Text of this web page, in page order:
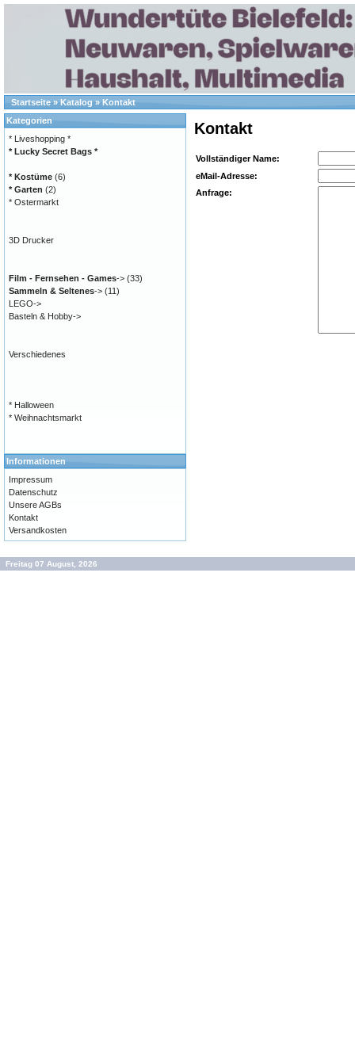
Startseite » Katalog » Kontakt
Kontakt
Vollständiger Name:
eMail-Adresse:
Anfrage:
Kategorien
* Liveshopping *
* Lucky Secret Bags *
* Kostüme (6)
* Garten (2)
* Ostermarkt
3D Drucker
Film - Fernsehen - Games-> (33)
Sammeln & Seltenes-> (11)
LEGO->
Basteln & Hobby->
Verschiedenes
* Halloween
* Weihnachtsmarkt
Informationen
Impressum
Datenschutz
Unsere AGBs
Kontakt
Versandkosten
Freitag 07 August, 2026